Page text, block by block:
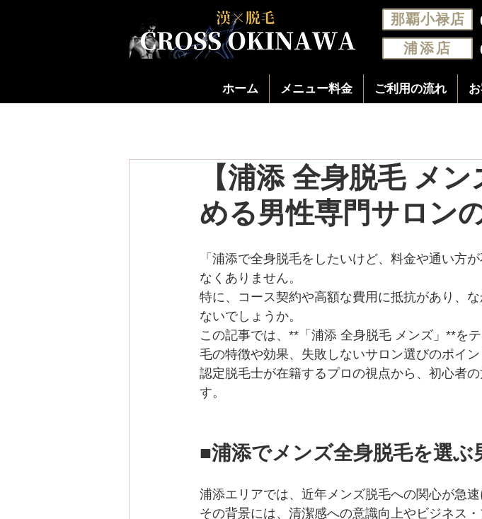
那覇小禄店
浦添店
ホーム メニュー料金 ご利用の流れ
【浦添 全身脱毛 メ
める男性専門サロン
「浦添で全身脱毛をしたいけど、料金や通い方
なくありません。
特に、コース契約や高額な費用に抵抗があり、
ないでしょうか。
この記事では、**「浦添 全身脱毛 メンズ」**を
毛の特徴や効果、失敗しないサロン選びのポイン
認定脱毛士が在籍するプロの視点から、初心者
す。
■浦添でメンズ全身脱毛を選ぶ
浦添エリアでは、近年メンズ脱毛への関心が急速
その背景には、清潔感への意識向上やビジネス